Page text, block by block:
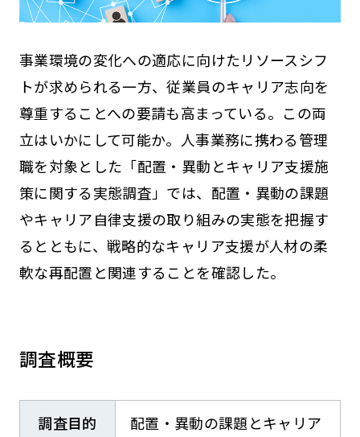
事業環境の変化への適応に向けたリソースシフ
トが求められる一方、従業員のキャリア志向を
尊重することへの要請も高まっている。この両
立はいかにして可能か。人事業務に携わる管理
職を対象とした「配置・異動とキャリア支援施
策に関する実態調査」では、配置・異動の課題
やキャリア自律支援の取り組みの実態を把握す
るとともに、戦略的なキャリア支援が人材の柔
軟な再配置と関連することを確認した。
調査概要
調査目的
配置・異動の課題とキャリア